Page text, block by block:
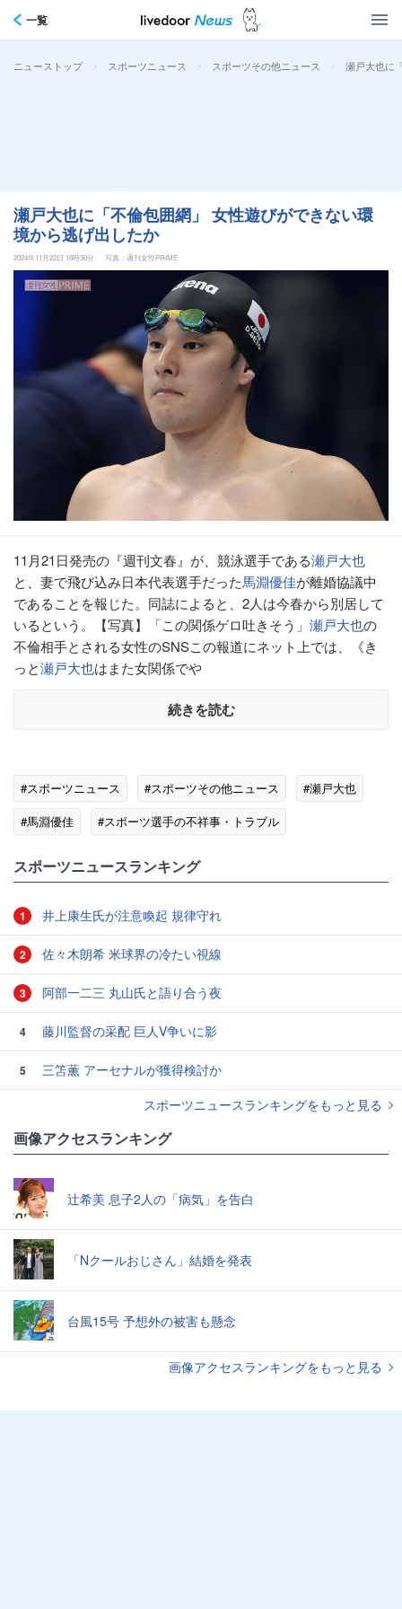
一覧
ニューストップ > スポーツニュース > スポーツその他ニュース > 瀬戸大也に
瀬戸大也に「不倫包囲網」 女性遊びができない環
境から逃げ出したか
2024年11月22日 16時30分 写真：週刊女性PRIME
11月21日発売の『週刊文春』が、競泳選手である瀬戸大也
と、妻で飛び込み日本代表選手だった馬淵優佳が離婚協議中
であることを報じた。同誌によると、2人は今春から別居して
いるという。【写真】「この関係ゲロ吐きそう」 瀬戸大也の
不倫相手とされる女性のSNSこの報道にネット上では、《き
っと瀬戸大也はまた女関係でや
続きを読む
#スポーツニュース #スポーツその他ニュース
#瀬戸大也
#馬淵優佳
#スポーツ選手の不祥事・トラブル
スポーツニュースランキング
1 井上康生氏が注意喚起 規律守れ
2 佐々木朗希 米球界の冷たい視線
3 阿部一二三 丸山氏と語り合う夜
4 藤川監督の采配 巨人V争いに影
5
三笘薫 アーセナルが獲得検討か
スポーツニュースランキングをもっと見る
画像アクセスランキング
辻希美 息子2人の「病気」を告白
「Nクールおじさん」結婚を発表
台風15号 予想外の被害も懸念
画像アクセスランキングをもっと見る